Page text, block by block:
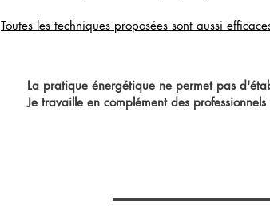
Toutes les techniques proposées sont aussi
La pratique énergétique ne permet pas
Je travaille en complément des